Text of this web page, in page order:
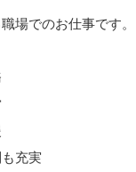
場でのお仕事です。
充実